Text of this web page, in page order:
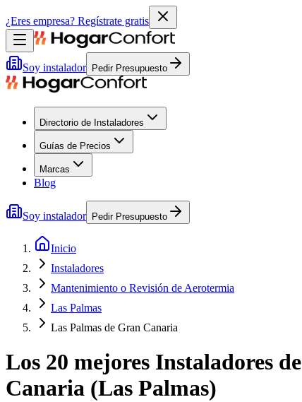
¿Eres empresa? Regístrate gratis
Soy instalador Pedir Presupuesto
Directorio de Instaladores
Guías de Precios
Marcas
Blog
Soy instalador Pedir Presupuesto
Inicio
Instaladores
Mantenimiento o Revisión de Aerotermia
Las Palmas
Las Palmas de Gran Canaria
Los 20 mejores Instaladores de
Canaria (Las Palmas)